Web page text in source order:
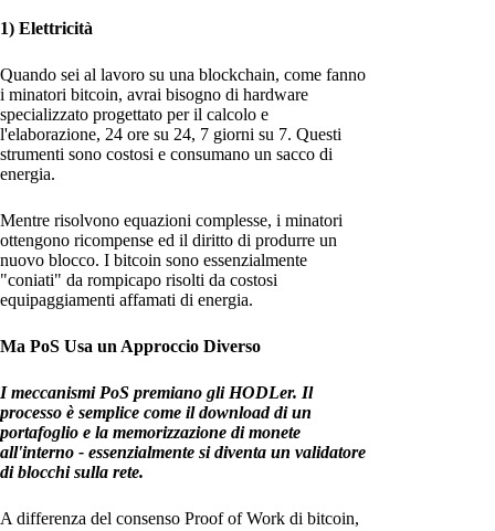
1) Elettricità
Quando sei al lavoro su una blockchain, come fanno
i minatori bitcoin, avrai bisogno di hardware
specializzato progettato per il calcolo e
l'elaborazione, 24 ore su 24, 7 giorni su 7. Questi
strumenti sono costosi e consumano un sacco di
energia.
Mentre risolvono equazioni complesse, i minatori
ottengono ricompense ed il diritto di produrre un
nuovo blocco. I bitcoin sono essenzialmente
"coniati" da rompicapo risolti da costosi
equipaggiamenti affamati di energia.
Ma PoS Usa un Approccio Diverso
I meccanismi PoS premiano gli HODLer. Il
processo è semplice come il download di un
portafoglio e la memorizzazione di monete
all'interno - essenzialmente si diventa un validatore
di blocchi sulla rete.
A differenza del consenso Proof of Work di bitcoin,